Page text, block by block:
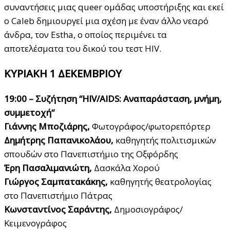
συναντήσεις μιας queer ομάδας υποστήριξης και εκεί
ο Caleb δημιουργεί μια σχέση με έναν άλλο νεαρό
άνδρα, τον Estha, ο οποίος περιμένει τα
αποτελέσματα του δικού του τεστ HIV.
ΚΥΡΙΑΚΗ 1 ΔΕΚΕΜΒΡΙΟΥ
19:00 – Συζήτηση “HIV/AIDS: Αναπαράσταση, μνήμη,
συμμετοχή“
Γιάννης Μποζιάρης, Φωτογράφος/φωτορεπόρτερ
Δημήτρης Παπανικολάου, καθηγητής πολιτισμικών
σπουδών στο Πανεπιστήμιο της Οξφόρδης
Έρη Πασαλιμανιώτη, Δασκάλα Χορού
Γιώργος Σαμπατακάκης, καθηγητής θεατρολογίας
στο Πανεπιστήμιο Πάτρας
Κωνσταντίνος Σαράντης, Δημοσιογράφος/
Κειμενογράφος